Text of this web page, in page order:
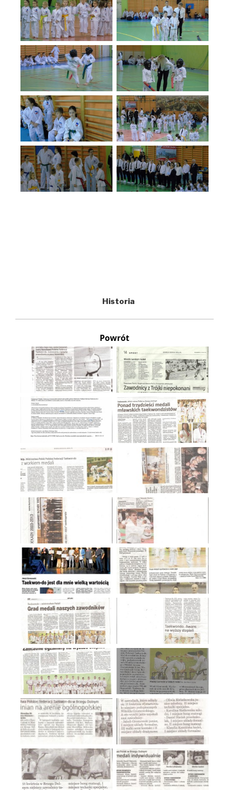
Historia
Powrót